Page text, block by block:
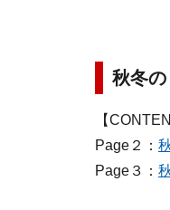
秋冬
【
Page２：
Page３：